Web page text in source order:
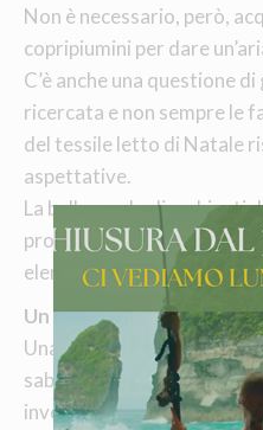
Non è necessario, però,
copripiumini per dare
C’è anche una questione
ricercata e non sempre le
del tessile letto di Natale
aspettative.
La bellezza degli ambienti
proprio la moderazione e
elementi mirati.
Un plaid o una coperta
Una semplice coperta,
sabbia, beige o grigio
invernale.Perchè?